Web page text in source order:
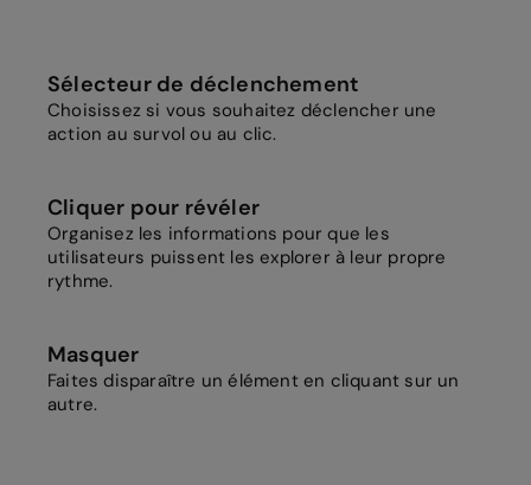
Sélecteur de déclenchement
Choisissez si vous souhaitez déclencher une
action au survol ou au clic.
Cliquer pour révéler
Organisez les informations pour que les
utilisateurs puissent les explorer à leur propre
rythme.
Masquer
Faites disparaître un élément en cliquant sur un
autre.